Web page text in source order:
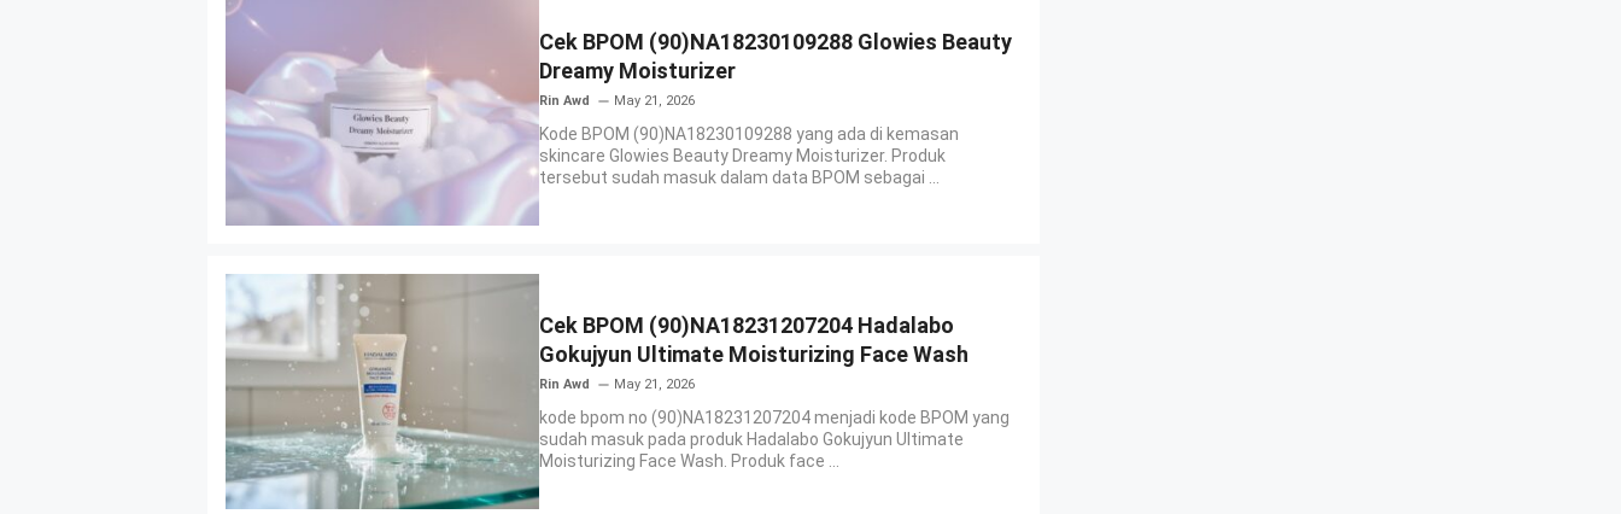
Cek BPOM (90)NA18230109288 Glowies Beauty
Dreamy Moisturizer
Rin Awd May 21, 2026
Kode BPOM (90)NA18230109288 yang ada di kemasan
skincare Glowies Beauty Dreamy Moisturizer. Produk
tersebut sudah masuk dalam data BPOM sebagai ...
Cek BPOM (90)NA18231207204 Hadalabo
Gokujyun Ultimate Moisturizing Face Wash
Rin Awd May 21, 2026
kode bpom no (90)NA18231207204 menjadi kode BPOM yang
sudah masuk pada produk Hadalabo Gokujyun Ultimate
Moisturizing Face Wash. Produk face ...